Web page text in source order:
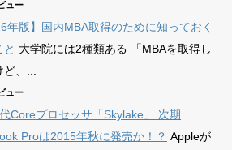
ュー
年版】国内MBA取得のために知っておく
と 大学院には2種類ある 「MBAを取得し
、...
ュー
Coreプロセッサ「Skylake」 次期
Proは2015年秋に発売か！？ Appleが